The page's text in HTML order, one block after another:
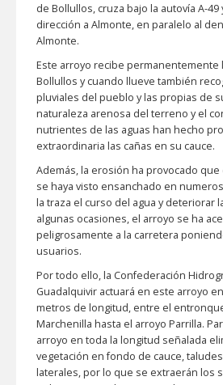
de Bollullos, cruza bajo la autovía A-49
dirección a Almonte, en paralelo al
Almonte.
Este arroyo recibe permanentemente
Bollullos y cuando llueve también
pluviales del pueblo y las propias de
naturaleza arenosa del terreno y el
nutrientes de las aguas han hecho
extraordinaria las cañas en su cauce.
Además, la erosión ha provocado que
se haya visto ensanchado en
la traza el curso del agua y deteriorar
algunas ocasiones, el arroyo se ha
peligrosamente a la carretera
usuarios.
Por todo ello, la Confederación
Guadalquivir actuará en este arroyo
metros de longitud, entre el
Marchenilla hasta el arroyo Parrilla.
arroyo en toda la longitud señalada
vegetación en fondo de cauce,
laterales, por lo que se extraerán los